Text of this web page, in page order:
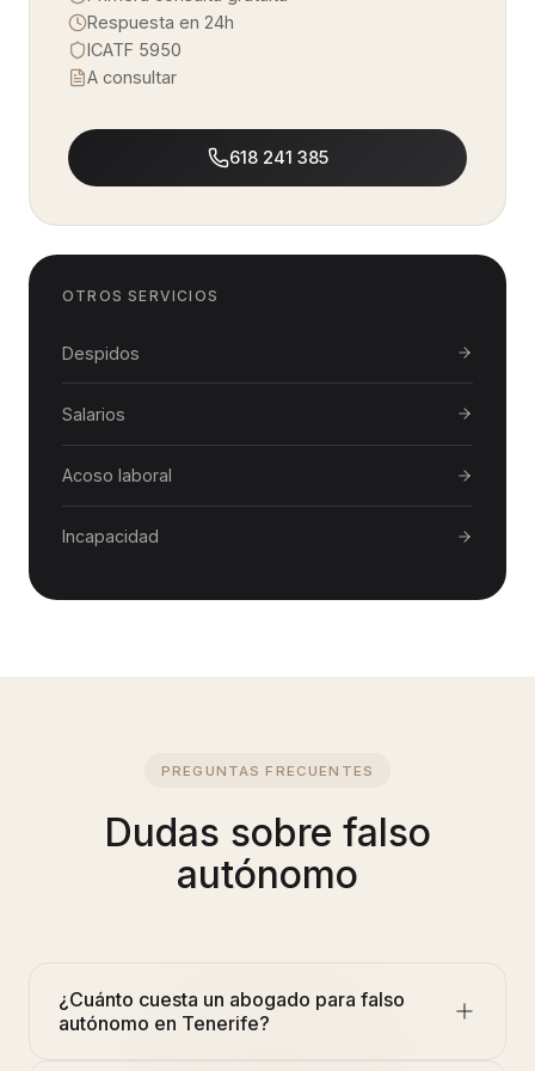
Respuesta en 24h
ICATF 5950
A consultar
618 241 385
OTROS SERVICIOS
Despidos
Salarios
Acoso laboral
Incapacidad
PREGUNTAS FRECUENTES
Dudas sobre falso
autónomo
¿Cuánto cuesta un abogado para falso
autónomo en Tenerife?